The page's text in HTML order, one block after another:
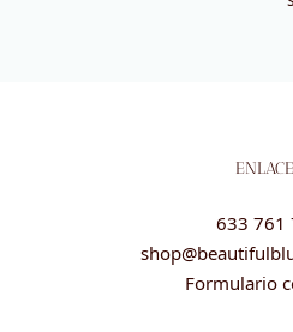
633 761
Formulario